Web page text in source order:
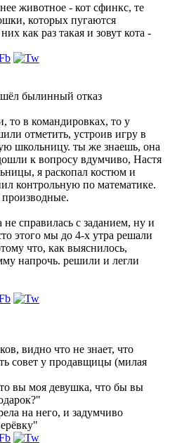
животное - кот сфинкс, те
которых пугаются
как раз такая и зовут кота -
былинный отказ
то в командировках, то у
отметить, устроив игру в
школьницу. ты же знаешь, она
к вопросу вдумчиво, Настя
я раскопал костюм и
контрольную по математике.
справилась с заданием, ну и
этого мы до 4-х утра решали
что, как выяснилось,
напрочь. решили и легли
видно что не знает, что
совет у продавщицы (милая
вы моя девушка, что бы вы
на него, и задумчиво